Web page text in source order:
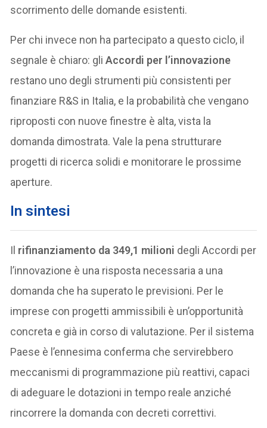
scorrimento delle domande esistenti.
Per chi invece non ha partecipato a questo ciclo, il
segnale è chiaro: gliAccordi per l’innovazione
restano uno degli strumenti più consistenti per
finanziare R&S in Italia, e la probabilità che vengano
riproposti con nuove finestre è alta, vista la
domanda dimostrata. Vale la pena strutturare
progetti di ricerca solidi e monitorare le prossime
aperture.
In sintesi
Il rifinanziamento da 349,1 milioni degli Accordi per
l’innovazione è una risposta necessaria a una
domanda che ha superato le previsioni. Per le
imprese con progetti ammissibili è un’opportunità
concreta e già in corso di valutazione. Per il sistema
Paese è l’ennesima conferma che servirebbero
meccanismi di programmazione più reattivi, capaci
di adeguare le dotazioni in tempo reale anziché
rincorrere la domanda con decreti correttivi.